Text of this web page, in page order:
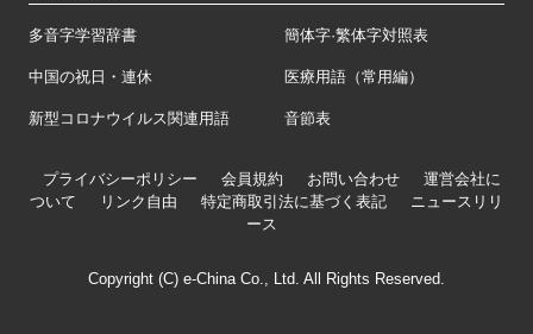
多音字学習辞書 簡体字·繁体字対照表
中国の祝日・連休 医療用語（常用編）
新型コロナウイルス関連用語 音節表
プライバシーポリシー 会員規約 お問い合わせ
運営会社に
ついて
リンク自由 特定商取引法に基づく表記
ニュースリリ
ース
Copyright (C) e-China Co., Ltd. All Rights Reserved.